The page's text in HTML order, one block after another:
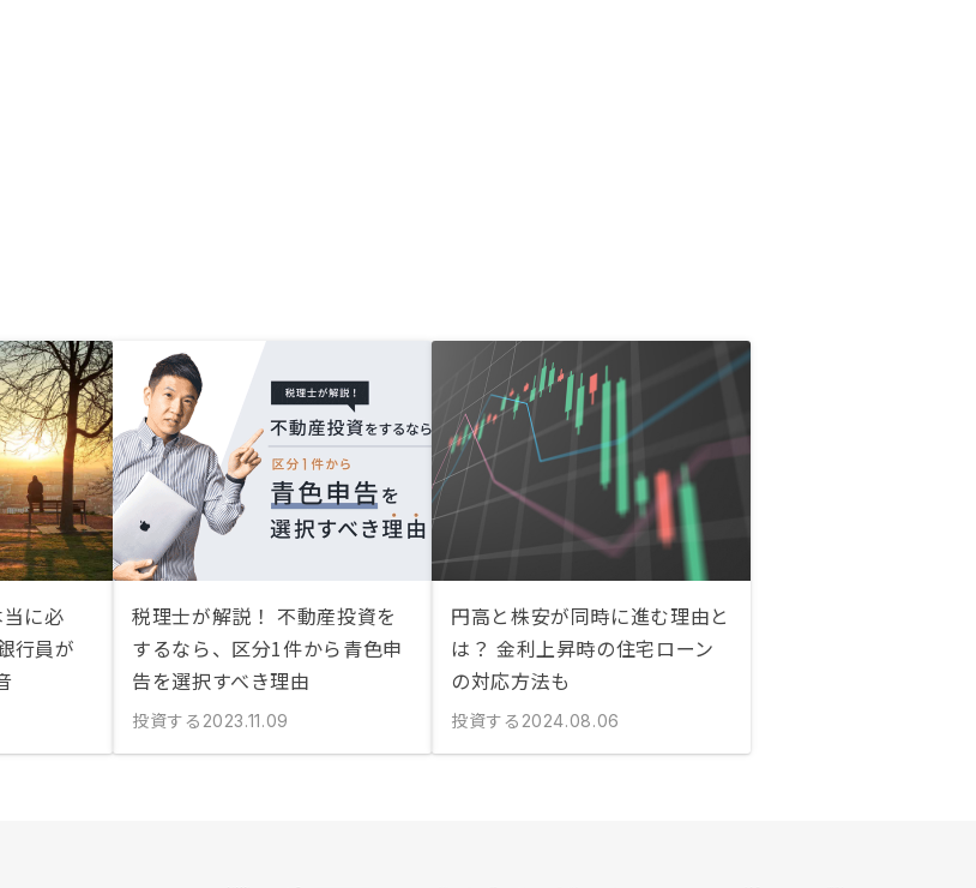
に必
行員が
税理士が解説！ 不動産投資を
するなら、区分1件から青色申
告を選択すべき理由
投資する 2023.11.09
円高と株安が同時に進む理由と
は？ 金利上昇時の住宅ローン
の対応方法も
投資する 2024.08.06